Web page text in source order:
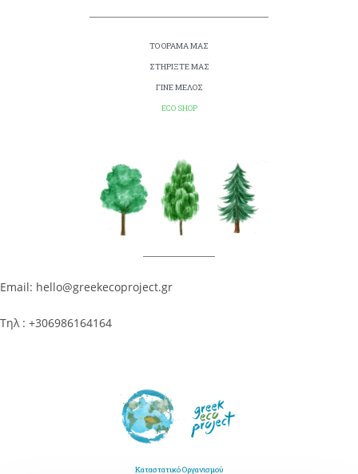
ΤΟ ΟΡΑΜΑ ΜΑΣ
ΣΤΗΡΙΞΤΕ ΜΑΣ
ΓΙΝΕ ΜΕΛΟΣ
ECO SHOP
Email: hello@greekecoproject.gr
Τηλ : +306986164164
Καταστατικό Οργανισμού